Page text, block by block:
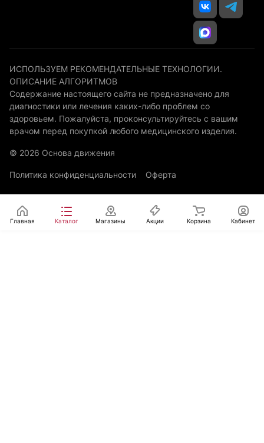
ИСПОЛЬЗУЕМ РЕКОМЕНДАТЕЛЬНЫЕ ТЕХНОЛОГИИ.
ОПИСАНИЕ АЛГОРИТМОВ
Содержание настоящего сайта не предназначено для
диагностики или лечения каких-либо проблем со
здоровьем. Пожалуйста, проконсультируйтесь с вашим
врачом перед покупкой любого медицинского изделия.
© 2026 Основа движения
Политика конфиденциальности Оферта
Главная Каталог Магазины Акции Корзина Кабинет